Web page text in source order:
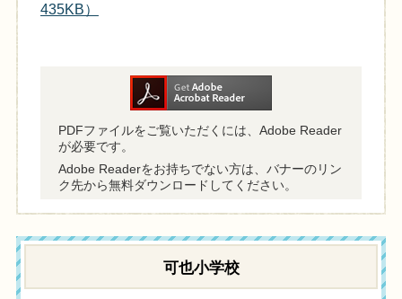
435KB）
PDFファイルをご覧いただくには、Adobe Reader
が必要です。
Adobe Readerをお持ちでない方は、バナーのリン
ク先から無料ダウンロードしてください。
可也小学校